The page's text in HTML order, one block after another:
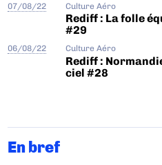
07/08/22 Culture Aéro
Rediff : La folle
#29
06/08/22 Culture Aéro
Rediff :
ciel #28
En bref